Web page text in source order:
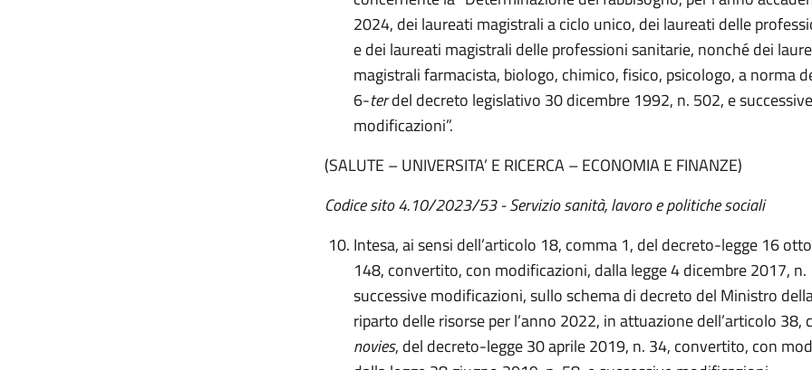
2024, dei laureati magistrali a ciclo unico, dei laureati delle
e dei laureati magistrali delle professioni sanitarie, nonché dei
magistrali farmacista, biologo, chimico, fisico, psicologo, a norma
6-terdel decreto legislativo 30 dicembre 1992, n. 502, e successive
modificazioni”.
(SALUTE – UNIVERSITA’ E RICERCA – ECONOMIA E FINANZE)
Codice sito 4.10/2023/53 -Servizio sanità, lavoro e politiche sociali
Intesa, ai sensi dell’articolo 18, comma 1, del decreto-legge 16
148, convertito, con modificazioni, dalla legge 4 dicembre 2017, n.
successive modificazioni, sullo schema di decreto del Ministro
riparto delle risorse per l’anno 2022, in attuazione dell’articolo 38,
novies, del decreto-legge 30 aprile 2019, n. 34, convertito, con